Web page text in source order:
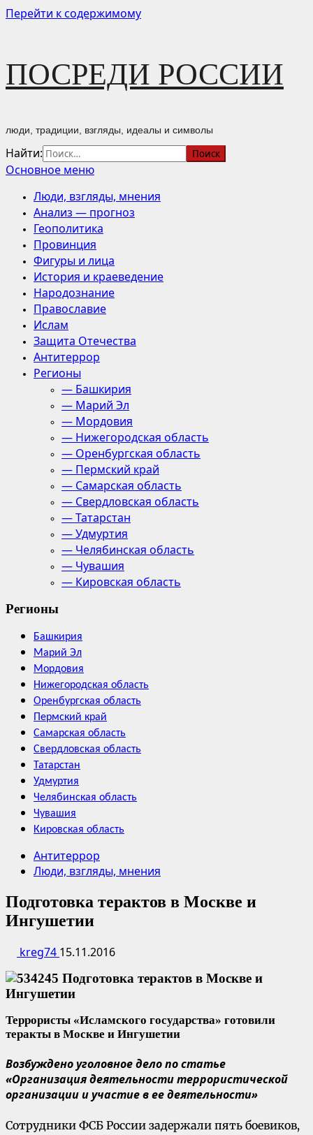
Перейти к содержимому
ПОСРЕДИ РОССИИ
люди, традиции, взгляды, идеалы и символы
Найти:
Основное меню
Люди, взгляды, мнения
Анализ — прогноз
Геополитика
Провинция
Фигуры и лица
История и краеведение
Народознание
Православие
Ислам
Защита Отечества
Антитеррор
Регионы
— Башкирия
— Марий Эл
— Мордовия
— Нижегородская область
— Оренбургская область
— Пермский край
— Самарская область
— Свердловская область
— Татарстан
— Удмуртия
— Челябинская область
— Чувашия
— Кировская область
Регионы
Башкирия
Марий Эл
Мордовия
Нижегородская область
Оренбургская область
Пермский край
Самарская область
Свердловская область
Татарстан
Удмуртия
Челябинская область
Чувашия
Кировская область
Антитеррор
Люди, взгляды, мнения
Подготовка терактов в Москве и
Ингушетии
kreg74 15.11.2016
Террористы «Исламского государства» готовили
теракты в Москве и Ингушетии
Возбуждено уголовное дело по статье
«Организация деятельности террористической
организации и участие в ее деятельности»
Сотрудники ФСБ России задержали пять боевиков,